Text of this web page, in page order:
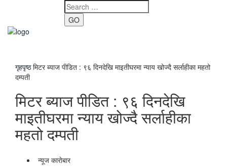
GO
गृहपृष्ठमिटर ब्याज पीडित : ९६ दिनदेखि माइतीघरमा न्याय खोज्दै सर्लाहीका महतो
दम्पती
मिटर ब्याज पीडित : ९६ दिनदेखि
माइतीघरमा न्याय खोज्दै सर्लाहीका
महतो दम्पती
न्यूज काराेबार